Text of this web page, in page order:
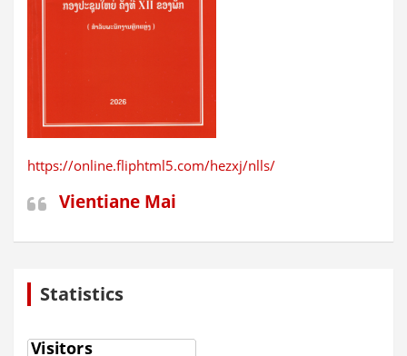
https://online.fliphtml5.com/hezxj/nlls/
Vientiane Mai
Statistics